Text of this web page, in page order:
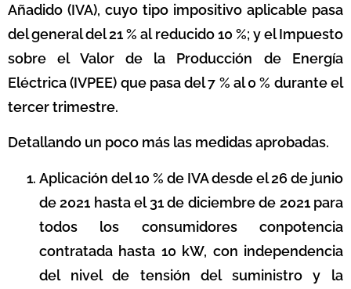
Añadido (IVA), cuyo tipo impositivo aplicable pasa
del general del 21 % al reducido 10 %; y el Impuesto
sobre el Valor de la Producción de Energía
Eléctrica (IVPEE) que pasa del 7 % al 0 % durante el
tercer trimestre.
Detallando un poco más las medidas aprobadas.
Aplicación del 10 % de IVA desde el 26 de junio
de 2021 hasta el 31 de diciembre de 2021 para
todos los consumidores conpotencia
contratada hasta 10 kW, con independencia
del nivel de tensión del suministro y la